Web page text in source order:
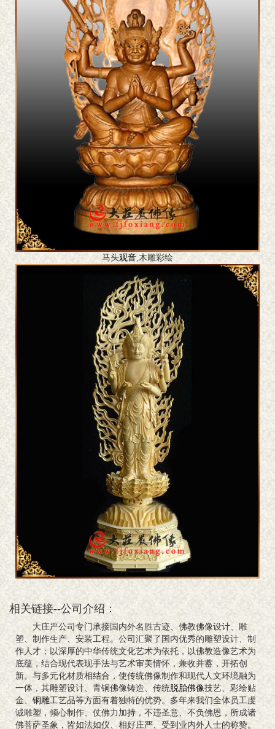
马头观音,木雕彩绘
相关链接--公司介绍：
大庄严公司专门承接国内外名胜古迹、佛教佛像设计、雕
塑、制作生产、安装工程。公司汇聚了国内优秀的雕塑设计、制
作人才；以深厚的中华传统文化艺术为依托，以佛教造像艺术为
底蕴，结合现代表现手法与艺术审美情怀，兼收并蓄，开拓创
新。与多元化材质相结合，使传统佛像制作和现代人文环境融为
一体，其雕塑设计、青铜佛像铸造、传统脱胎佛像技艺、彩绘贴
金、 铜雕工艺品等方面有着独特的优势。多年来我们全体员工虔
诚雕塑，倾心制作、仗佛力加持，不违圣意、不负佛恩，所成诸
佛菩萨圣象，皆如法如仪、相好庄严、受到业内外人士的称赞。